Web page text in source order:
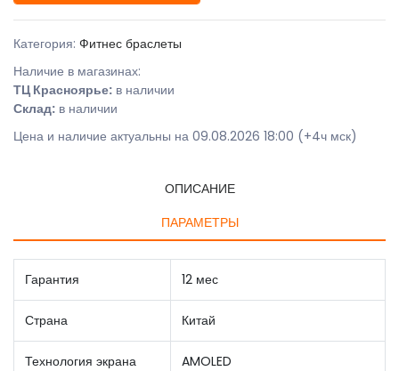
Категория: Фитнес браслеты
Наличие в магазинах:
ТЦ Красноярье: в наличии
Склад: в наличии
Цена и наличие актуальны на 09.08.2026 18:00 (+4ч мск)
ОПИСАНИЕ
ПАРАМЕТРЫ
Гарантия 12 мес
Страна Китай
Технология экрана AMOLED